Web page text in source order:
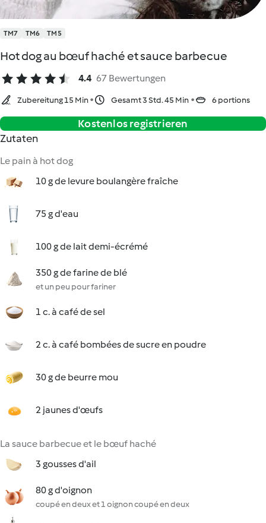
TM7 TM6 TM5
Hot dog au bœuf haché et sauce barbecue
4.4 67 Bewertungen
Zubereitung 15 Min Gesamt 3 Std. 45 Min 6 portions
Kostenlos registrieren
Zutaten
Le pain à hot dog
10 g de levure boulangère fraîche
75 g d'eau
100 g de lait demi-écrémé
350 g de farine de blé
et un peu pour fariner
1 c. à café de sel
2 c. à café bombées de sucre en poudre
30 g de beurre mou
2 jaunes d'œufs
La sauce barbecue et le bœuf haché
3 gousses d'ail
80 g d'oignon
coupé en deux et 1 oignon coupé en deux